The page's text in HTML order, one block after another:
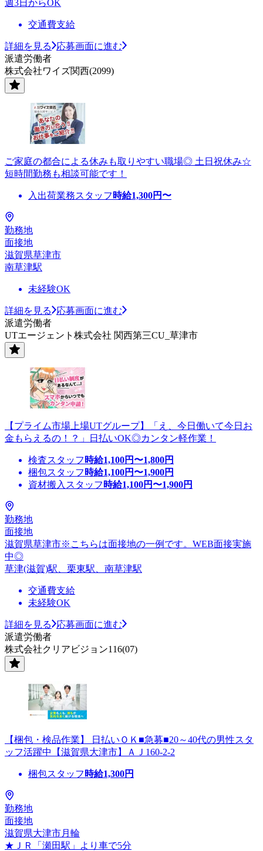
週3日からOK
交通費支給
詳細を見る
応募画面に進む
派遣労働者
株式会社ワイズ関西(2099)
ご家庭の都合による休みも取りやすい職場◎ 土日祝休み☆
短時間勤務も相談可能です！
入出荷業務スタッフ 時給1,300円〜
勤務地
面接地
滋賀県草津市
南草津駅
未経験OK
詳細を見る
応募画面に進む
派遣労働者
UTエージェント株式会社 関西第三CU_草津市
【プライム市場上場UTグループ】「え、今日働いて今日お
金もらえるの！？」日払いOK◎カンタン軽作業！
検査スタッフ 時給1,100円〜1,800円
梱包スタッフ 時給1,100円〜1,900円
資材搬入スタッフ 時給1,100円〜1,900円
勤務地
面接地
滋賀県草津市※こちらは面接地の一例です。WEB面接実施
中◎
草津(滋賀)駅、栗東駅、南草津駅
交通費支給
未経験OK
詳細を見る
応募画面に進む
派遣労働者
株式会社クリアビジョン116(07)
【梱包・検品作業】 日払いＯＫ■急募■20～40代の男性スタ
ッフ活躍中【滋賀県大津市】ＡＪ160-2-2
梱包スタッフ 時給1,300円
勤務地
面接地
滋賀県大津市月輪
★ＪＲ「瀬田駅」より車で5分